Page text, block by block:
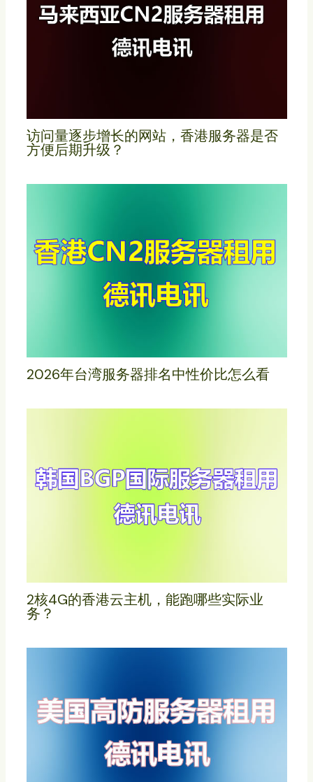
访问量逐步增长的网站，香港服务器是否
方便后期升级？
2026年台湾服务器排名中性价比怎么看
2核4G的香港云主机，能跑哪些实际业
务？